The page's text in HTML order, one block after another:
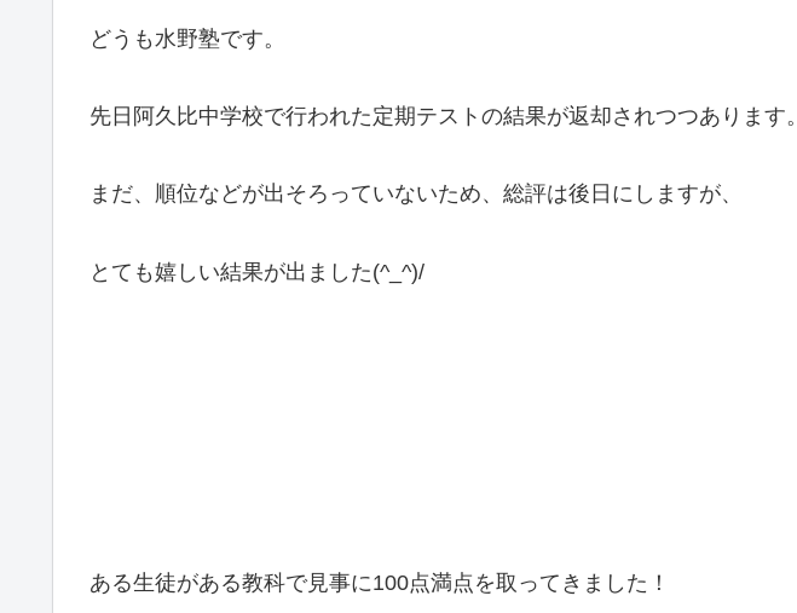
どうも水野塾です。
先日阿久比中学校で行われた定期テストの結果が返却されつつあります。
まだ、順位などが出そろっていないため、総評は後日にしますが、
とても嬉しい結果が出ました(^_^)/
ある生徒がある教科で見事に100点満点を取ってきました！